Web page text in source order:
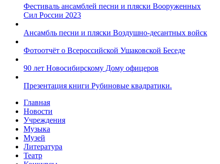
Фестиваль ансамблей песни и пляски Вооруженных
Сил России 2023
Ансамбль песни и пляски Воздушно-десантных войск
Фотоотчёт о Всероссийской Ушаковской Беседе
90 лет Новосибирскому Дому офицеров
Презентация книги Рубиновые квадратики.
Главная
Новости
Учреждения
Музыка
Музей
Литература
Театр